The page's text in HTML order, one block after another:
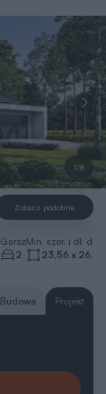
1/8
Zobacz podobne
Garaż
2
Min. szer. i dł.
23,56 x 26,15
Budowa Projekt